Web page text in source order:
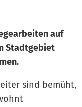
auf
Stadtgebiet
sind bemüht,